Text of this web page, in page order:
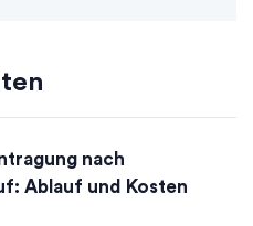
nach
Ablauf und Kosten